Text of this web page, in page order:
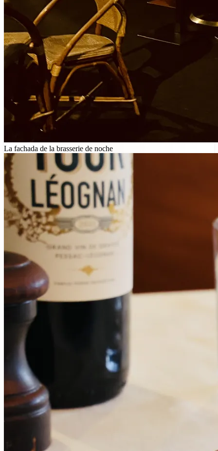
La fachada de la brasserie de noche